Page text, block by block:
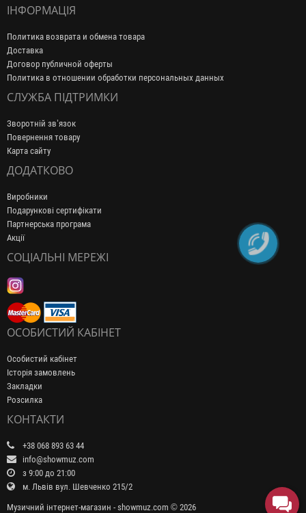
ІНФОРМАЦІЯ
Политика возврата и обмена товара
Доставка
Договор публичной оферты
Политика в отношении обработки персональных данных
СЛУЖБА ПІДТРИМКИ
Зворотній зв’язок
Повернення товару
Карта сайту
ДОДАТКОВО
Виробники
Подарункові сертифікати
Партнерська програма
Акції
СОЦІАЛЬНІ МЕРЕЖІ
ОСОБИСТИЙ КАБІНЕТ
Особистий кабінет
Історія замовлень
Закладки
Розсилка
КОНТАКТИ
+38 068 893 63 44
info@showmuz.com
з 9:00 до 21:00
м. Львів вул. Шевченко 215/2
Музичний інтернет-магазин - showmuz.com © 2026